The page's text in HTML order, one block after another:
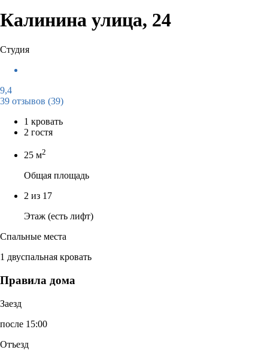
Калинина улица, 24
Студия
9,4
39 отзывов (39)
1 кровать
2 гостя
25 м2
Общая площадь
2 из 17
Этаж (есть лифт)
Спальные места
1 двуспальная кровать
Правила дома
Заезд
после 15:00
Отъезд